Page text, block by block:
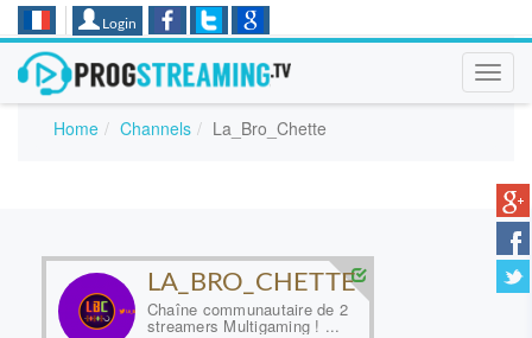
Login
Home Channels La_Bro_Chette
LA_BRO_CHETTE
Chaîne communautaire de 2
streamers Multigaming ! ...